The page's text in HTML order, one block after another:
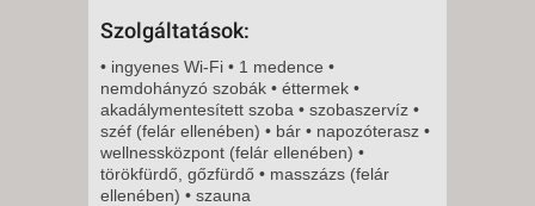
8 NAP / 7 ÉJSZAKA
2026. NOVEMBER 20., PÉNTEK
-
11 NAP / 10 ÉJSZAKA
2026. NOVEMBER 23., HÉTFŐ -
Szolgáltatások:
• ingyenes Wi-Fi • 1 medence •
nemdohányzó szobák • éttermek •
akadálymentesített szoba • szobaszervíz •
széf (felár ellenében) • bár • napozóterasz •
wellnessközpont (felár ellenében) •
törökfürdő, gőzfürdő • masszázs (felár
ellenében) • szauna